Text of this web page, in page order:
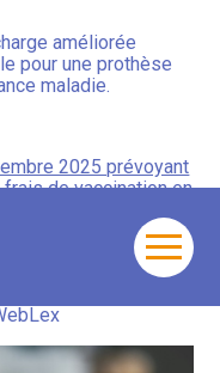
améliorée
pour une prothèse
maladie.
2025 prévoyant
de vaccination en
à certains véhicules
de handicap